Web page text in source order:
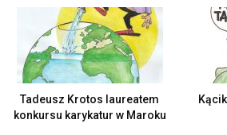
Tadeusz Krotos laureatem
konkursu karykatur w Maroku